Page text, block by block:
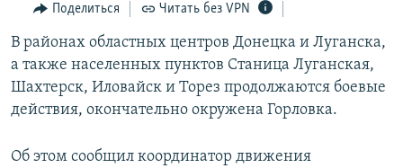
навигации
Вернутся
поиску
11 ЛЕТ ОККУПАЦИИ КРЫМА. 11 ИСТОРИЙ СОПРОТИВЛЕНИЯ
ЕЩЕ
ИНТЕРАКТИВ
ТЕЛЕПРОЕКТ КРЫМ.РЕАЛИИ
РАДІО СВОБОДА
КАК ОБОЙТИ БЛОКИРОВКУ
Українською
Qırımtatar
Поделиться Читать без VPN
В районах областных центров Донецка и Луганска,
а также населенных пунктов Станица Луганская,
Шахтерск, Иловайск и Торез продолжаются боевые
действия, окончательно окружена Горловка.
Об этом сообщил координатор движения